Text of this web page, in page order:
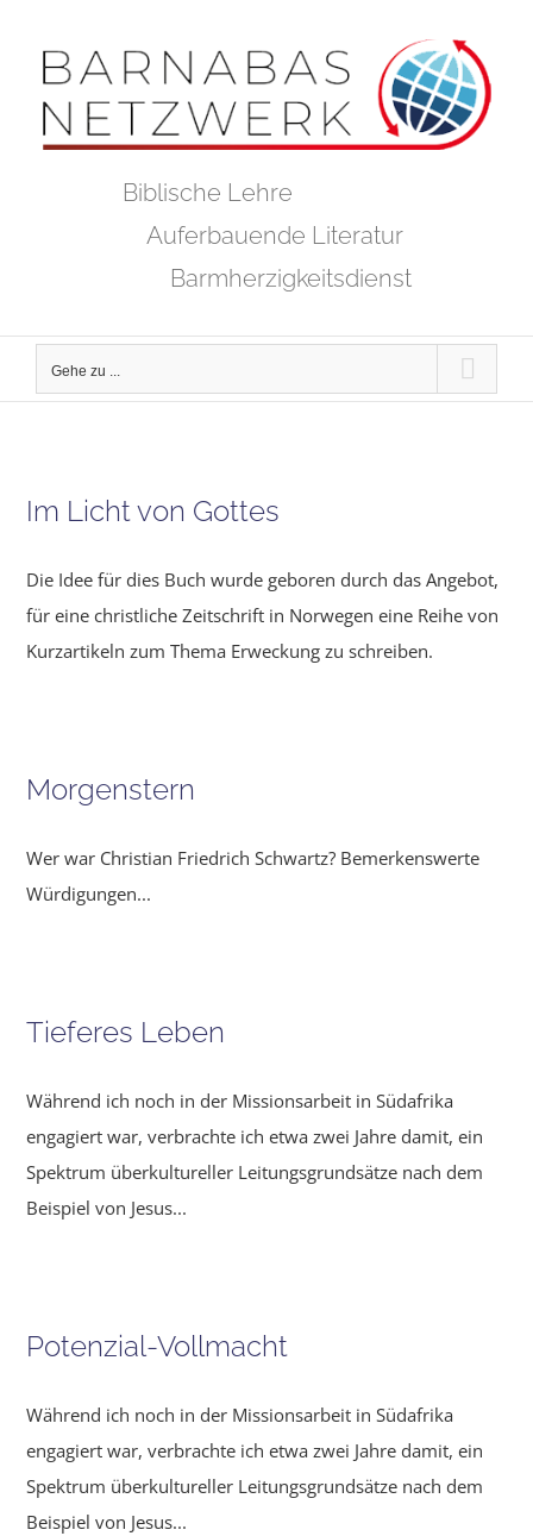
Inhalt
springen
Biblische Lehre
Auferbauende Literatur
Barmherzigkeitsdienst
Gehe zu ...
Im Licht von Gottes
Die Idee für dies Buch wurde geboren durch das Angebot,
für eine christliche Zeitschrift in Norwegen eine Reihe von
Kurzartikeln zum Thema Erweckung zu schreiben.
Morgenstern
Wer war Christian Friedrich Schwartz? Bemerkenswerte
Würdigungen...
Tieferes Leben
Während ich noch in der Missionsarbeit in Südafrika
engagiert war, verbrachte ich etwa zwei Jahre damit, ein
Spektrum überkultu­reller Leitungsgrundsätze nach dem
Beispiel von Jesus...
Potenzial-Vollmacht
Während ich noch in der Missionsarbeit in Südafrika
engagiert war, verbrachte ich etwa zwei Jahre damit, ein
Spektrum überkultu­reller Leitungsgrundsätze nach dem
Beispiel von Jesus...